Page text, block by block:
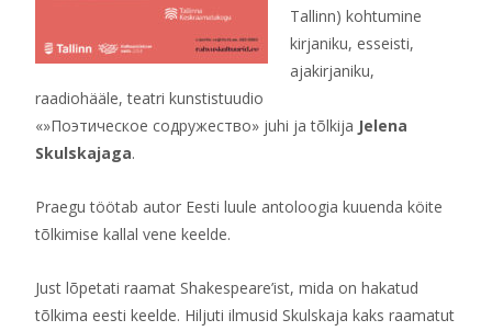
Tallinn) kohtumine
kirjaniku, esseisti,
ajakirjaniku,
raadiohääle, teatri kunstistuudio
«»Поэтическое содружество» juhi ja tõlkija Jelena
Skulskajaga.
Praegu töötab autor Eesti luule antoloogia kuuenda köite
tõlkimise kallal vene keelde.
Just lõpetati raamat Shakespeare’ist, mida on hakatud
tõlkima eesti keelde. Hiljuti ilmusid Skulskaja kaks raamatut